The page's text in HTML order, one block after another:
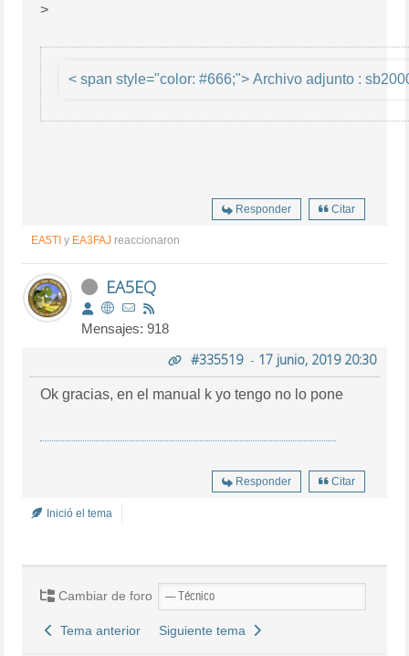
>
< span style="color: #666;">
Responder Citar
EA5TI y EA3FAJ reaccionaron
EA5EQ
Mensajes: 918
#335519- 17 junio, 2019 20:30
Ok gracias, en el manual k yo tengo no lo pone
Responder Citar
Inició el tema
Cambiar de foro
Tema anterior Siguiente tema